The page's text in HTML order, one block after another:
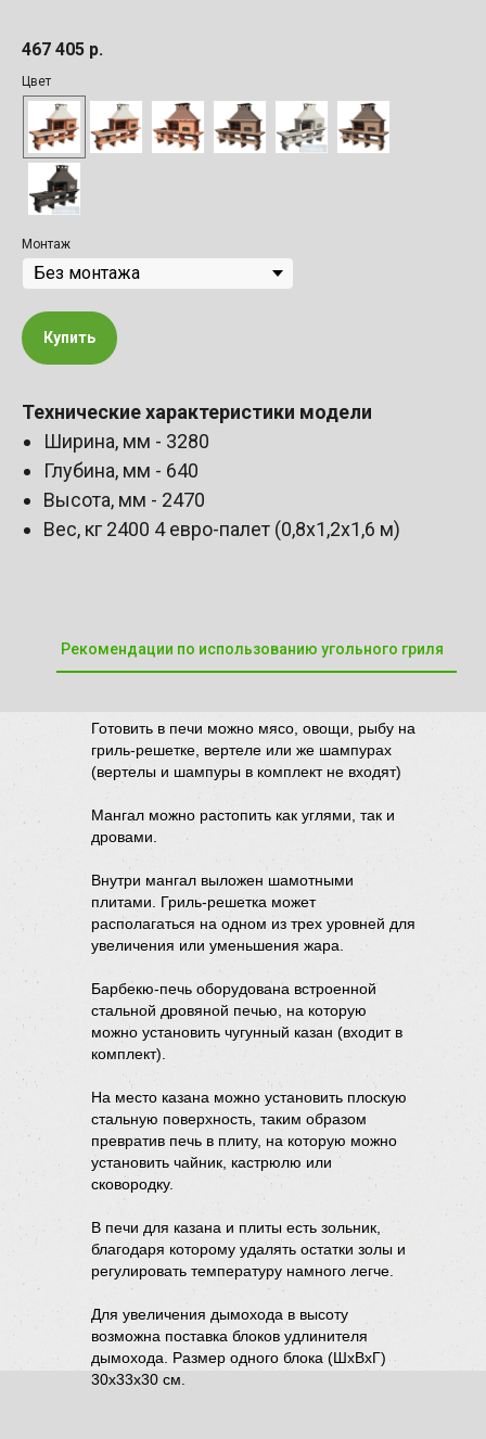
467 405 р.
Цвет
Монтаж
Купить
Технические характеристики модели
Ширина, мм - 3280
Глубина, мм - 640
Высота, мм - 2470
Вес, кг 2400 4 евро-палет (0,8х1,2х1,6 м)
Рекомендации по использованию угольного гриля
Готовить в печи можно мясо, овощи, рыбу на
гриль-решетке, вертеле или же шампурах
(вертелы и шампуры в комплект не входят)
Мангал можно растопить как углями, так и
дровами.
Внутри мангал выложен шамотными
плитами. Гриль-решетка может
располагаться на одном из трех уровней для
увеличения или уменьшения жара.
Барбекю-печь оборудована встроенной
стальной дровяной печью, на которую
можно установить чугунный казан (входит в
комплект).
На место казана можно установить плоскую
стальную поверхность, таким образом
превратив печь в плиту, на которую можно
установить чайник, кастрюлю или
сковородку.
В печи для казана и плиты есть зольник,
благодаря которому удалять остатки золы и
регулировать температуру намного легче.
Для увеличения дымохода в высоту
возможна поставка блоков удлинителя
дымохода. Размер одного блока (ШхВхГ)
30х33х30 см.